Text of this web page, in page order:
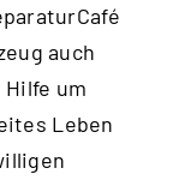
auch
um
Leben